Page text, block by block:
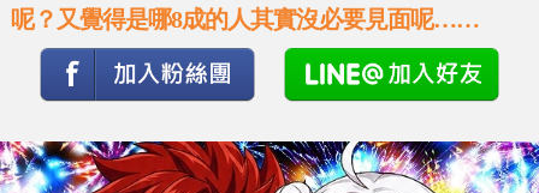
呢？又覺得是哪8成的人其實沒必要見面呢……